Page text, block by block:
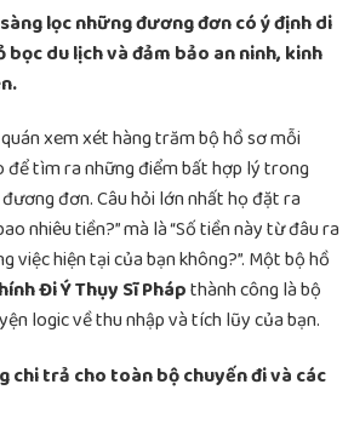
lọc những đương đơn có ý định di
du lịch và đảm bảo an ninh, kinh
xem xét hàng trăm bộ hồ sơ mỗi
để tìm ra những điểm bất hợp lý trong
đơn. Câu hỏi lớn nhất họ đặt ra
nhiêu tiền?” mà là “Số tiền này từ đâu ra
việc hiện tại của bạn không?”. Một bộ hồ
Đi Ý Thụy Sĩ Phápthành công là bộ
logic về thu nhập và tích lũy của bạn.
chi trả cho toàn bộ chuyến đi và các